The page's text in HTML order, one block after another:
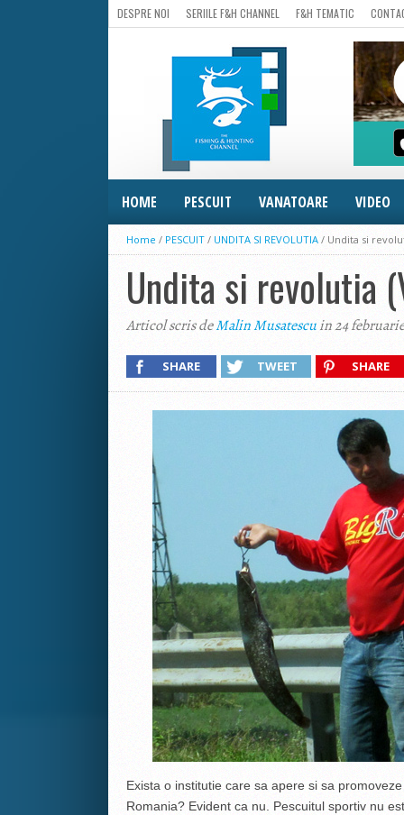
DESPRE NOI SERIILE F&H CHANNEL F&H TEMATIC
HOME PESCUIT VANATOARE VIDEO
Home / PESCUIT / UNDITA SI REVOLUTIA / Undita si
Undita si revolutia
Articol scris deMalin Musatescuin 24
SHARE TWEET SHARE
Exista o institutie care sa apere si sa
Romania? Evident ca nu. Pescuitul sportiv nu